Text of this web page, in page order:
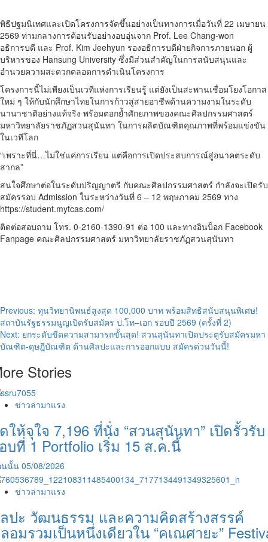
พิธีปฐมนิเทศและเปิดโครงการจัดขึ้นอย่างเป็นทางการเมื่อวันที่ 22 เมษายน
2569 ท่ามกลางการต้อนรับอย่างอบอุ่นจาก Prof. Lee Chang-won
อธิการบดี และ Prof. Kim Jeehyun รองอธิการบดีฝ่ายกิจการภายนอก ผู้
บริหารของ Hansung University ซึ่งมีส่วนสำคัญในการสนับสนุนและ
อำนวยความสะดวกตลอดการดำเนินโครงการ
โครงการนี้ไม่เพียงเป็นเวทีแห่งการเรียนรู้ แต่ยังเป็นสะพานเชื่อมโยงโอกาส
ใหม่ ๆ ให้กับนักศึกษาไทยในการก้าวสู่สายอาชีพด้านความงามในระดับ
นานาชาติอย่างแท้จริง พร้อมตอกย้ำศักยภาพของคณะศิลปกรรมศาสตร์
มหาวิทยาลัยราชภัฏสวนสุนันทา ในการผลิตบัณฑิตคุณภาพที่พร้อมแข่งขัน
ในเวทีโลก
“เพราะที่นี่…ไม่ใช่แค่การเรียน แต่คือการเปิดประสบการณ์สู่อนาคตระดับ
สากล”
สนใจศึกษาต่อในระดับปริญญาตรี กับคณะศิลปกรรมศาสตร์ กำลังจะเปิดรับ
สมัครรอบ Admission ในระหว่างวันที่ 6 – 12 พฤษภาคม 2569 ทาง
https://student.mytcas.com/
ติดต่อสอบถาม โทร. 0-2160-1390-91 ต่อ 100 และทางอินบ็อก Facebook
Fanpage คณะศิลปกรรมศาสตร์ มหาวิทยาลัยราชภัฏสวนสุนันทา
Post
navigation
Previous: ทุนวิทยานิพนธ์สูงสุด 100,000 บาท พร้อมสิทธิสนับสนุนพิเศษ!
สถาบันรัฐธรรมนูญเปิดรับสมัคร ป.โท–เอก รอบปี 2569 (ครั้งที่ 2)
Next: ยกระดับขีดความสามารถขั้นสุด! สวนสุนันทาเปิดประตูรับสมัครมหา
บัณฑิต-ดุษฎีบัณฑิต ด้านศิลปะและการออกแบบ สมัครด่วนวันนี้!
Stories
ข่าวล่ามาแรง
ให้จุใจ 7,196 ที่นั่ง “สวนสุนันทา” เปิดรั้วรับ
บที่ 1 Portfolio เริ่ม 15 ส.ค.นี้
นนั้น 05/08/2026
ข่าวล่ามาแรง
ปะ วัฒนธรรม และความคิดสร้างสรรค์
อมรวมเป็นหนึ่งเดียวใน “คเณศายะ”